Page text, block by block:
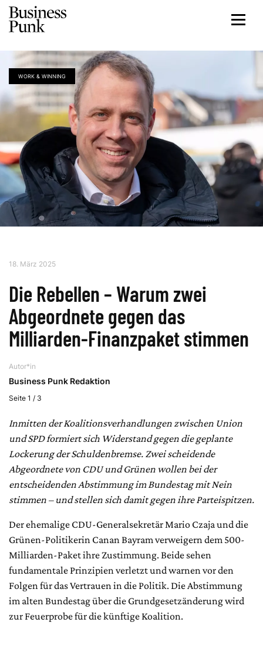
WORK & WINNING
18. März 2025
Die Rebellen – Warum zwei
Abgeordnete gegen das
Milliarden-Finanzpaket stimmen
Autor*in
Business Punk Redaktion
Seite 1 / 3
Inmitten der Koalitionsverhandlungen zwischen Union
und SPD formiert sich Widerstand gegen die geplante
Lockerung der Schuldenbremse. Zwei scheidende
Abgeordnete von CDU und Grünen wollen bei der
entscheidenden Abstimmung im Bundestag mit Nein
stimmen – und stellen sich damit gegen ihre Parteispitzen.
Der ehemalige CDU-Generalsekretär Mario Czaja und die
Grünen-Politikerin Canan Bayram verweigern dem 500-
Milliarden-Paket ihre Zustimmung. Beide sehen
fundamentale Prinzipien verletzt und warnen vor den
Folgen für das Vertrauen in die Politik. Die Abstimmung
im alten Bundestag über die Grundgesetzänderung wird
zur Feuerprobe für die künftige Koalition.